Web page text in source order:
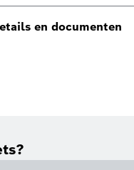
en documenten